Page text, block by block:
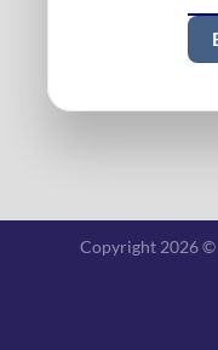
Copyright 2026 ©